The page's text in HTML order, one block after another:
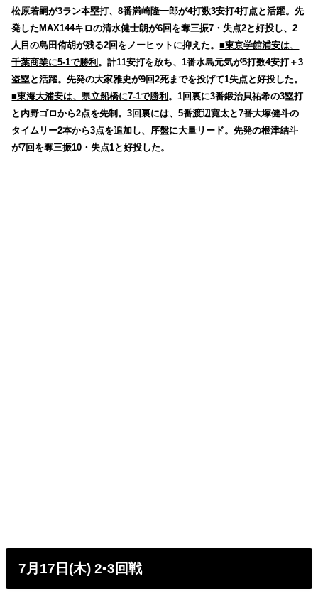
松原若嗣が3ラン本塁打、8番満崎隆一郎が4打数3安打4打点と活躍。先
発したMAX144キロの清水健士朗が6回を奪三振7・失点2と好投し、2
人目の島田侑胡が残る2回をノーヒットに抑えた。■東京学館浦安は、
千葉商業に5-1で勝利 。計11安打を放ち、1番水島元気が5打数4安打＋3
盗塁と活躍。先発の大家雅史が9回2死までを投げて1失点と好投した。
■東海大浦安は、県立船橋に7-1で勝利 。1回裏に3番鍛治貝祐希の3塁打
と内野ゴロから2点を先制。3回裏には、5番渡辺寛太と7番大塚健斗の
タイムリー2本から3点を追加し、序盤に大量リード。先発の根津結斗
が7回を奪三振10・失点1と好投した。
7月17日(木) 2•3回戦